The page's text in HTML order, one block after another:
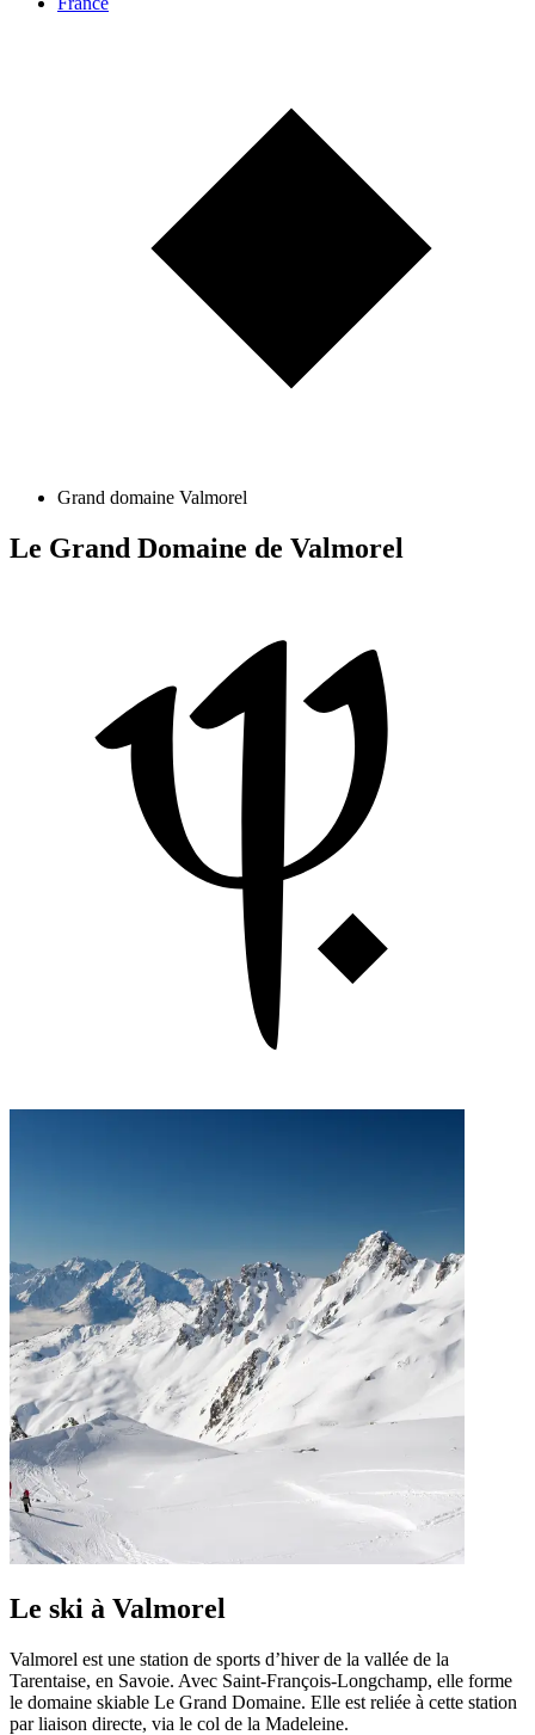
Grand domaine Valmorel
Le Grand Domaine de Valmorel
Le ski à Valmorel
Valmorel est une station de sports d’hiver de la vallée de la
Tarentaise, en Savoie. Avec Saint-François-Longchamp, elle forme
le domaine skiable Le Grand Domaine. Elle est reliée à cette station
par liaison directe, via le col de la Madeleine.